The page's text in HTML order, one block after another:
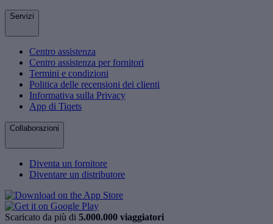
Servizi
Centro assistenza
Centro assistenza per fornitori
Termini e condizioni
Politica delle recensioni dei clienti
Informativa sulla Privacy
App di Tiqets
Collaborazioni
Diventa un fornitore
Diventare un distributore
Scaricato da più di 5.000.000 viaggiatori